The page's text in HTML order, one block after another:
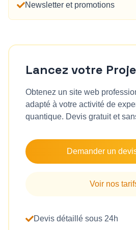
Newsletter et promotions
Lancez votre
Obtenez un site web
adapté à votre activité de
quantique. Devis gratuit et
Demander un
Voir nos
Devis détaillé sous 24h